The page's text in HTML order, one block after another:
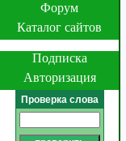
Форум
Каталог сайтов
Подписка
Авторизация
Проверка слова